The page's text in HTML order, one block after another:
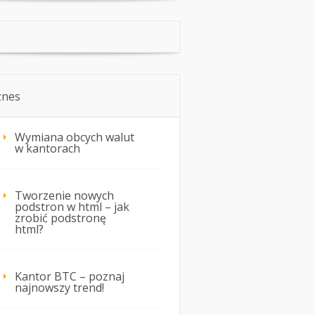
Wymiana obcych walut
w kantorach
Tworzenie nowych
podstron w html – jak
zrobić podstronę
html?
Kantor BTC – poznaj
najnowszy trend!